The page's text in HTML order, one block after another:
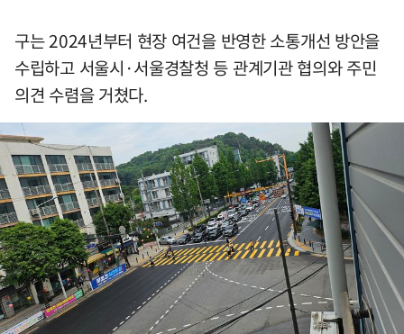
구는 2024년부터 현장 여건을 반영한 소통개선 방안을
수립하고 서울시·서울경찰청 등 관계기관 협의와 주민
의견 수렴을 거쳤다.